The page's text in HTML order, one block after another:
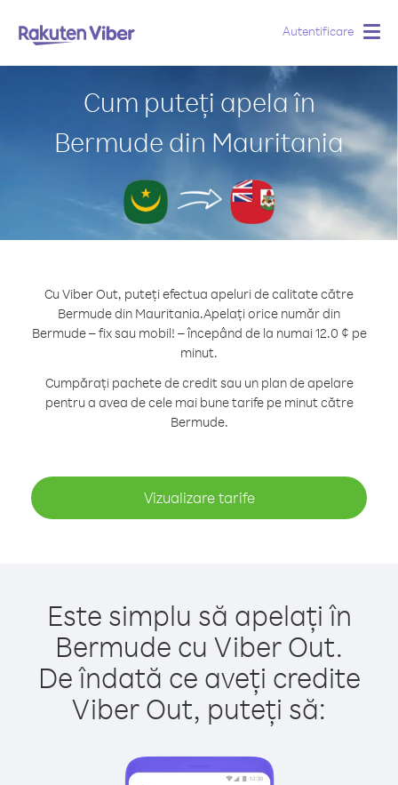
Autentificare
Cum puteți apela în
Bermude din Mauritania
Cu Viber Out, puteți efectua apeluri de calitate către
Bermude din Mauritania.Apelați orice număr din
Bermude – fix sau mobil! – începând de la numai 12.0 ¢ pe
minut.
Cumpărați pachete de credit sau un plan de apelare
pentru a avea de cele mai bune tarife pe minut către
Bermude.
Vizualizare tarife
Este simplu să apelați în
Bermude cu Viber Out.
De îndată ce aveți credite
Viber Out, puteți să: